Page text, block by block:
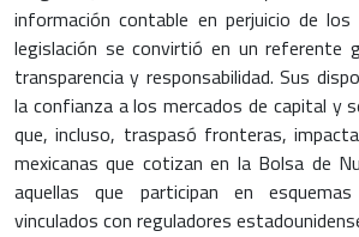
información contable en perjuicio de
legislación se convirtió en un referente
transparencia y responsabilidad. Sus
la confianza a los mercados de capital y
que, incluso, traspasó fronteras,
mexicanas que cotizan en la Bolsa de
aquellas que participan en
vinculados con reguladores